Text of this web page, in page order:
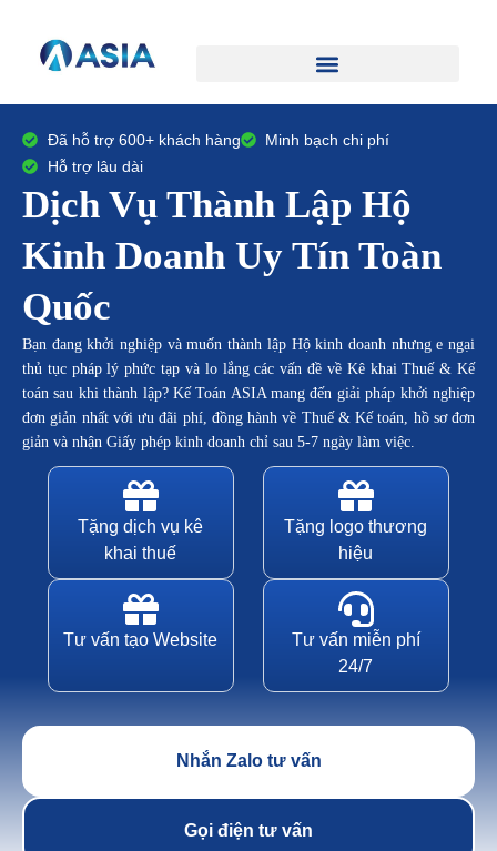
Đã hỗ trợ 600+ khách hàng
Minh bạch chi phí
Hỗ trợ lâu dài
Dịch Vụ Thành Lập Hộ
Kinh Doanh Uy Tín Toàn
Quốc
Bạn đang khởi nghiệp và muốn thành lập Hộ kinh doanh nhưng e ngại
thủ tục pháp lý phức tạp và lo lắng các vấn đề về Kê khai Thuế & Kế
toán sau khi thành lập? Kế Toán ASIA mang đến giải pháp khởi nghiệp
đơn giản nhất với ưu đãi phí, đồng hành về Thuế & Kế toán, hồ sơ đơn
giản và nhận Giấy phép kinh doanh chỉ sau 5-7 ngày làm việc.
Tặng dịch vụ kê
khai thuế
Tặng logo thương
hiệu
Tư vấn tạo Website
Tư vấn miễn phí
24/7
Nhắn Zalo tư vấn
Gọi điện tư vấn